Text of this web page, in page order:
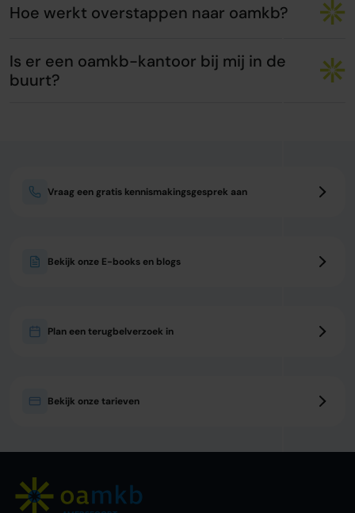
Hoe werkt overstappen naar oamkb?
Is er een oamkb-kantoor bij mij in de
buurt?
Vraag een gratis kennismakingsgesprek aan
Bekijk onze E-books en blogs
Plan een terugbelverzoek in
Bekijk onze tarieven